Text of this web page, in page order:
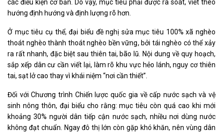
các điều kiện cơ bản. Do vậy, mục tiêu phải được rà soát, viết theo
hướng định hướng và định lượng rõ hơn.
Ở mục tiêu cụ thể, đại biểu đề nghị sửa mục tiêu 100% xã nghèo
thoát nghèo thành thoát nghèo bền vững, bởi tái nghèo có thể xảy
ra rất nhanh, đặc biệt sau thiên tai, bão lũ. Nội dung về quy hoạch,
sắp xếp dân cư cần viết lại, làm rõ khu vực hẻo lánh, nguy cơ thiên
tai, sạt lở cao thay vì khái niệm “nơi cần thiết”.
Đối với Chương trình Chiến lược quốc gia về cấp nước sạch và vệ
sinh nông thôn, đại biểu cho rằng: mục tiêu còn quá cao khi mới
khoảng 30% người dân tiếp cận nước sạch, nhiều nơi dùng nước
không đạt chuẩn. Ngay đô thị lớn còn gặp khó khăn, nên vùng dân